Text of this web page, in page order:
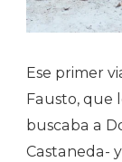
Ese primer
Fausto, que
buscaba a
Castaneda-